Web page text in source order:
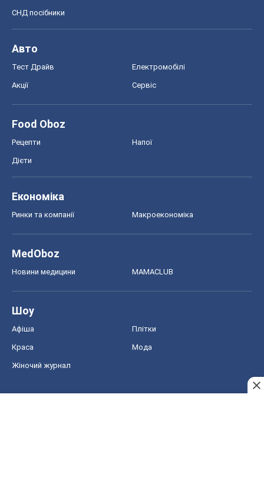
СНД посібники
Авто
Тест Драйв Електромобілі
Акції Сервіс
Food Oboz
Рецепти Напої
Дієти
Економіка
Ринки та компанії Макроекономіка
MedOboz
Новини медицини MAMACLUB
Шоу
Афіша Плітки
Краса Мода
Жіночий журнал